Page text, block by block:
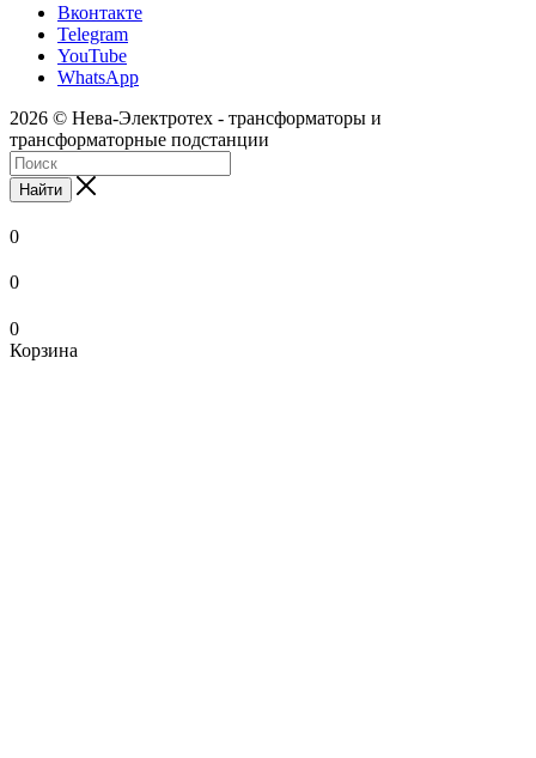
Вконтакте
Telegram
YouTube
WhatsApp
2026 © Нева-Электротех - трансформаторы и
трансформаторные подстанции
Найти
0
0
0
Корзина